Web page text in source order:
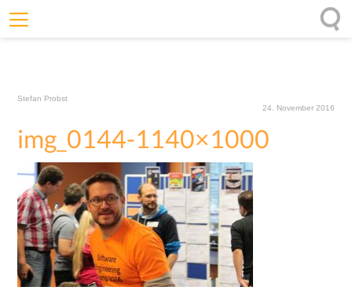
Wirkung
Ursprung
Impulse
Stefan Probst
24. November 2016
img_0144-1140×1000